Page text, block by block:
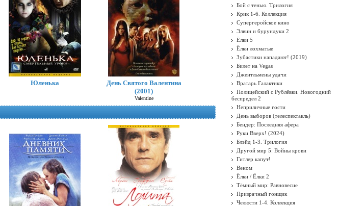
(Д.Депп)
Юленька
День Святого Валентина
(2001)
Valentine
Бой с тенью. Трилогия
Крик 1-6. Коллекция
Супергеройское кино
Элвин и бурундуки 2
Ёлки 5
Ёлки лохматые
Зубастики нападают! (2019)
Билет на Vegas
Джентльмены удачи
Вратарь Галактики
Полицейский с Рублёвки. Новогодний
беспредел 2
Неприличные гости
День выборов (телеспектакль)
Бендер: Последняя афера
Руки Вверх! (2024)
Блэйд 1-3. Трилогия
Другой мир 5: Войны крови
Гитлер капут!
Веном
Ёлки / Ёлки 2
Тёмный мир: Равновесие
Призрачный гонщик
Челюсти 1-4. Коллекция